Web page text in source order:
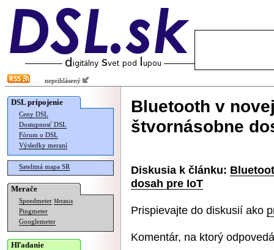
neprihlásený
DSL pripojenie
Ceny DSL
Dostupnosť DSL
Fórum o DSL
Výsledky meraní
Satelitná mapa SR
Merače
Speedmeter Merania
Pingmeter
Googlemeter
Hľadanie
Bluetooth v
štvornásobne
Diskusia k článku:
dosah pre IoT
Prispievajte do diskusií ako
Komentár, na ktorý